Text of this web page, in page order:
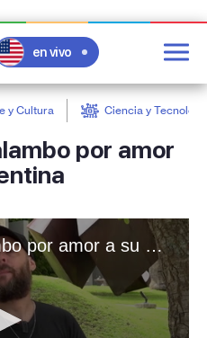
en vivo
y Cultura Ciencia y
por amor
Boricua baila malambo por amor a su esposa argentina